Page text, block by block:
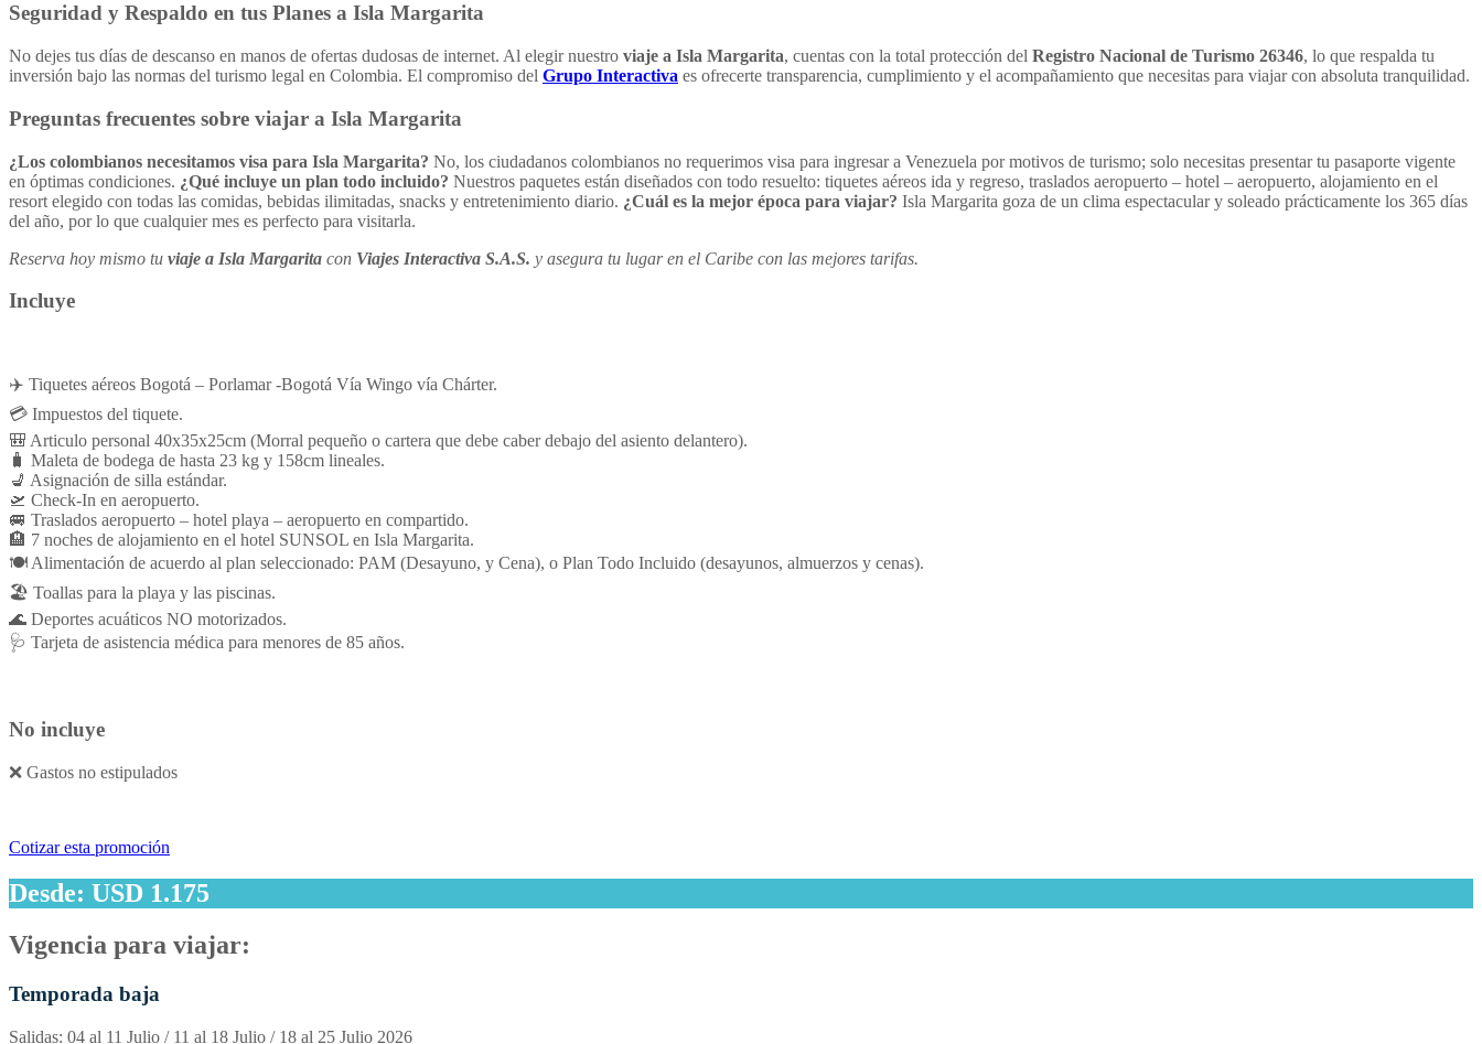
Seguridad y Respaldo en tus Planes a Isla Margarita
No dejes tus días de descanso en manos de ofertas dudosas de internet. Al elegir nuestro viaje a Isla Margarita, cuentas con la total protección del Registro Nacional de Turismo 26346, lo que respalda tu
inversión bajo las normas del turismo legal en Colombia. El compromiso del Grupo Interactiva es ofrecerte transparencia, cumplimiento y el acompañamiento que necesitas para viajar con absoluta tranquilidad.
Preguntas frecuentes sobre viajar a Isla Margarita
¿Los colombianos necesitamos visa para Isla Margarita? No, los ciudadanos colombianos no requerimos visa para ingresar a Venezuela por motivos de turismo; solo necesitas presentar tu pasaporte vigente
en óptimas condiciones. ¿Qué incluye un plan todo incluido? Nuestros paquetes están diseñados con todo resuelto: tiquetes aéreos ida y regreso, traslados aeropuerto – hotel – aeropuerto, alojamiento en el
resort elegido con todas las comidas, bebidas ilimitadas, snacks y entretenimiento diario. ¿Cuál es la mejor época para viajar? Isla Margarita goza de un clima espectacular y soleado prácticamente los 365 días
del año, por lo que cualquier mes es perfecto para visitarla.
Reserva hoy mismo tu viaje a Isla Margarita con Viajes Interactiva S.A.S. y asegura tu lugar en el Caribe con las mejores tarifas.
Incluye
✈️ Tiquetes aéreos Bogotá – Porlamar -Bogotá Vía Wingo vía Chárter.
💳 Impuestos del tiquete.
🎒 Articulo personal 40x35x25cm (Morral pequeño o cartera que debe caber debajo del asiento delantero).
🧳 Maleta de bodega de hasta 23 kg y 158cm lineales.
💺 Asignación de silla estándar.
🛫 Check-In en aeropuerto.
🚐 Traslados aeropuerto – hotel playa – aeropuerto en compartido.
🏨 7 noches de alojamiento en el hotel SUNSOL en Isla Margarita.
🍽️ Alimentación de acuerdo al plan seleccionado: PAM (Desayuno, y Cena), o Plan Todo Incluido (desayunos, almuerzos y cenas).
🏖️ Toallas para la playa y las piscinas.
🌊 Deportes acuáticos NO motorizados.
🩺 Tarjeta de asistencia médica para menores de 85 años.
No incluye
❌ Gastos no estipulados
Cotizar esta promoción
Desde: USD 1.175
Vigencia para viajar:
Temporada baja
Salidas: 04 al 11 Julio / 11 al 18 Julio / 18 al 25 Julio 2026